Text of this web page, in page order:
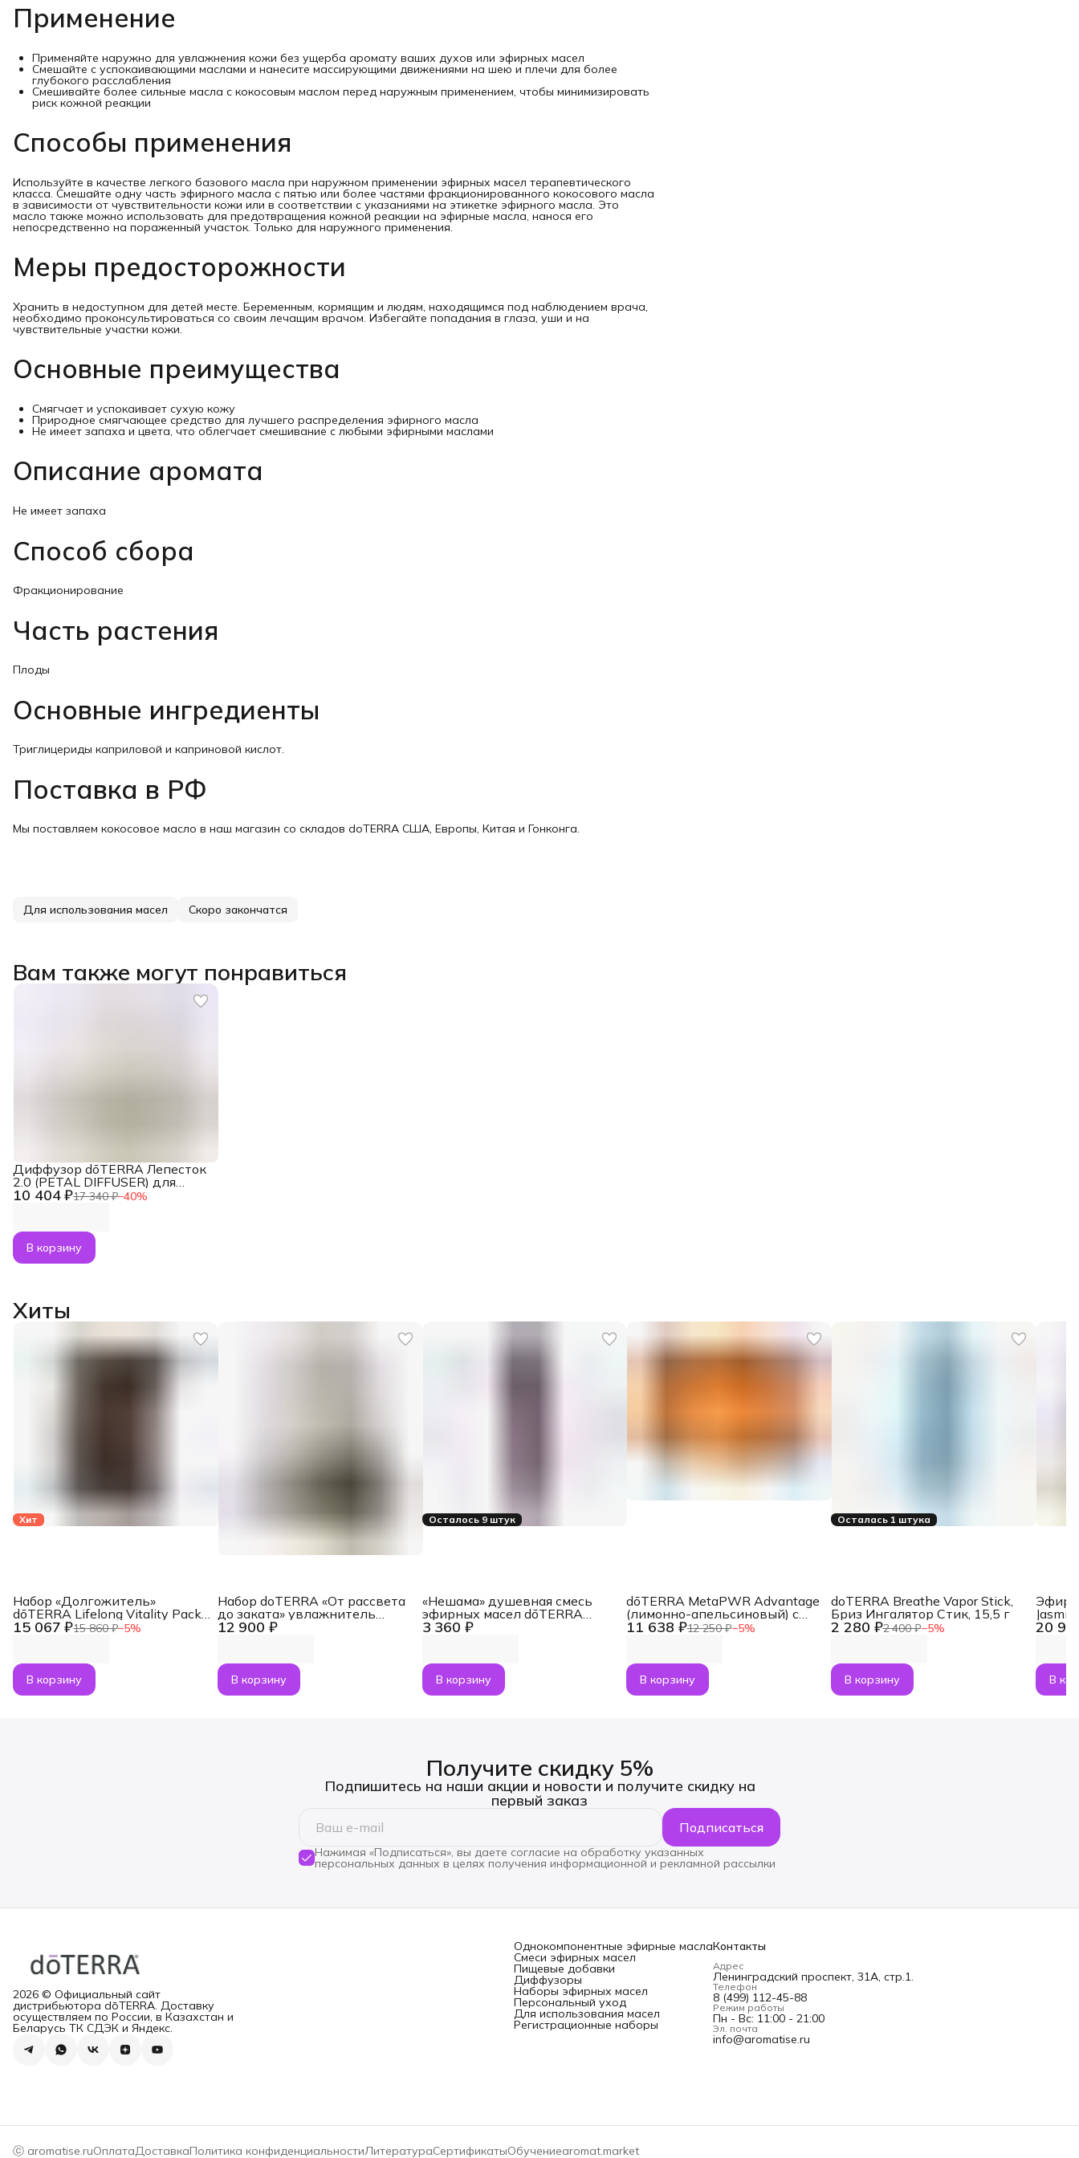
Смягчает и успокаивает сухую кожу
Природное смягчающее средство для лучшего распределения
Не имеет запаха и цвета, что облегчает смешивание с любыми
Плоды
Основные ингредиенты
Триглицериды каприловой и каприновой кислот.
Поставка в РФ
Мы поставляем кокосовое масло в наш магазин со складов
Применение
Применяйте наружно для увлажнения кожи без ущерба аромату ваших духов или эфирных масел
Смешайте с успокаивающими маслами и нанесите массирующими движениями на шею и плечи для более
глубокого расслабления
Смешивайте более сильные масла с кокосовым маслом перед наружным применением, чтобы минимизировать
риск кожной реакции
Способы применения
Используйте в качестве легкого базового масла при наружном применении эфирных масел терапевтического
класса. Смешайте одну часть эфирного масла с пятью или более частями фракционированного кокосового масла
в зависимости от чувствительности кожи или в соответствии с указаниями на этикетке эфирного масла. Это
масло также можно использовать для предотвращения кожной реакции на эфирные масла, нанося его
непосредственно на пораженный участок. Только для наружного применения.
Меры предосторожности
Хранить в недоступном для детей месте. Беременным, кормящим и людям, находящимся под наблюдением врача,
необходимо проконсультироваться со своим лечащим врачом. Избегайте попадания в глаза, уши и на
чувствительные участки кожи.
Основные преимущества
Смягчает и успокаивает сухую кожу
Природное смягчающее средство для лучшего распределения эфирного масла
Не имеет запаха и цвета, что облегчает смешивание с любыми эфирными маслами
Описание аромата
Не имеет запаха
Способ сбора
Фракционирование
Часть растения
Плоды
Основные ингредиенты
Триглицериды каприловой и каприновой кислот.
Поставка в РФ
Мы поставляем кокосовое масло в наш магазин со складов doTERRA США, Европы, Китая и Гонконга.
Для использования масел Скоро закончатся
Вам также могут понравиться
10 404 ₽17 340 ₽−40%
Диффузор dōTERRA Лепесток
2.0 (PETAL DIFFUSER) для
эфирных масел (240 мл)
В корзину
Хиты
Хит
15 067 ₽15 860 ₽−5%
Набор «Долгожитель»
dōTERRA Lifelong Vitality Pack,
3x120 капсул
В корзину
12 900 ₽
Набор doTERRA «От рассвета
до заката» увлажнитель
воздуха Dawn с маслами
В корзину
Осталось 9 штук
3 360 ₽
«Нешама» душевная смесь
эфирных масел dōTERRA
Touch Neshama, роллер 10 мл
В корзину
11 638 ₽12 250 ₽−5%
dōTERRA MetaPWR Advantage
(лимонно-апельсиновый) с
коллагеном + NMN, 30 саше
В корзину
Осталась 1 штука
2 280 ₽2 400 ₽−5%
doTERRA Breathe Vapor Stick,
Бриз Ингалятор Стик, 15,5 г
В корзину
20
В
Получите скидку 5%
Подпишитесь на наши акции и новости и получите скидку на
первый заказ
Подписаться
Нажимая «Подписаться», вы даете согласие на обработку указанных
персональных данных в целях получения информационной и рекламной рассылки
2026 © Официальный сайт
дистрибьютора dōTERRA. Доставку
осуществляем по России, в Казахстан и
Беларусь ТК СДЭК и Яндекс.
Однокомпонентные эфирные масла
Смеси эфирных масел
Пищевые добавки
Диффузоры
Наборы эфирных масел
Персональный уход
Для использования масел
Регистрационные наборы
Контакты
Адрес
Ленинградский проспект, 31А, стр.1.
Телефон
8 (499) 112-45-88
Режим работы
Пн - Вс: 11:00 - 21:00
Эл. почта
info@aromatise.ru
ⓒ aromatise.ruОплатаДоставкаПолитика конфиденциальностиЛитератураСертификатыОбучениеaromat.market